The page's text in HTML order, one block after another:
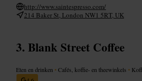
http://www.saintespresso.com/
214 Baker St, London NW1 5RT, UK
Blank Street Coffee
Eten en drinken •Cafés, koffie- en theewinkels •